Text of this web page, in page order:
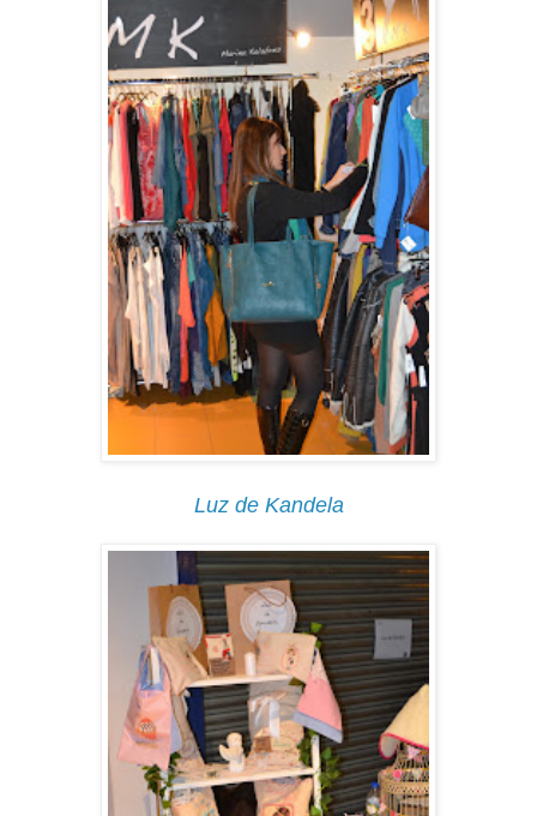
Luz de Kandela